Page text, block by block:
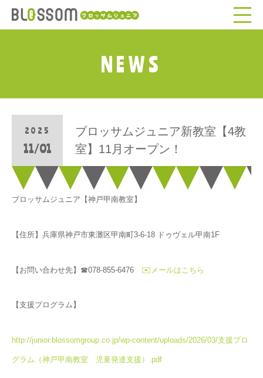
NEWS
2025
11/01
ブロッサムジュニア新教室【4教
室】11月オープン！
ブロッサムジュニア【神戸甲南教室】
【住所】兵庫県神戸市東灘区甲南町3-6-18 ドゥヴェル甲南1F
【お問い合わせ先】☎078-855-6476 ✉️メールはこちら
【支援プログラム】
http://junior.blossomgroup.co.jp/wp-content/uploads/2026/03/支援プロ
グラム（神戸甲南教室 児童発達支援）.pdf